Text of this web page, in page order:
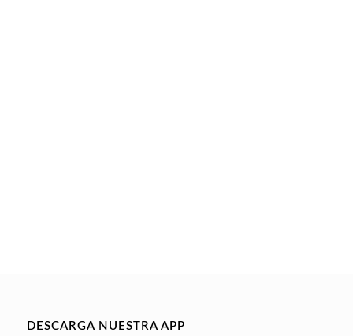
DESCARGA NUESTRA APP